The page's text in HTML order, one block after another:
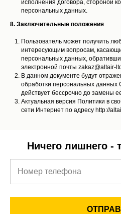
исполнения договора, стороной
персональных данных.
8. Заключительные положения
Пользователь может получить
интересующим вопросам,
персональных данных,
электронной почты zakaz@altair-
В данном документе будут
обработки персональных данных
действует бессрочно до замены
Актуальная версия Политики в
сети Интернет по адресу http://
Ничего лишнего -